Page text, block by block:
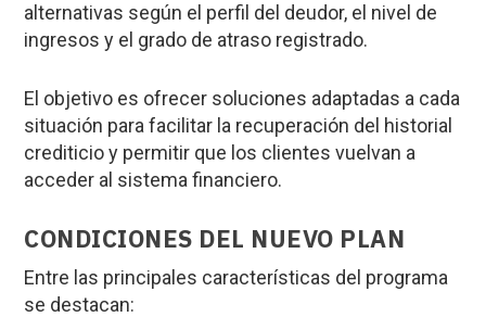
alternativas según el perfil del deudor, el nivel de
ingresos y el grado de atraso registrado.
El objetivo es ofrecer soluciones adaptadas a cada
situación para facilitar la recuperación del historial
crediticio y permitir que los clientes vuelvan a
acceder al sistema financiero.
CONDICIONES DEL NUEVO PLAN
Entre las principales características del programa
se destacan: